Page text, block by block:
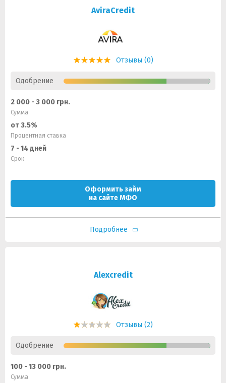
AviraCredit
Отзывы (0)
Одобрение
2 000 - 3 000 грн.
Сумма
от 3.5%
Процентная ставка
7 - 14 дней
Срок
Оформить займ
на сайте МФО
Подробнее
Alexcredit
Отзывы (2)
Одобрение
100 - 13 000 грн.
Сумма